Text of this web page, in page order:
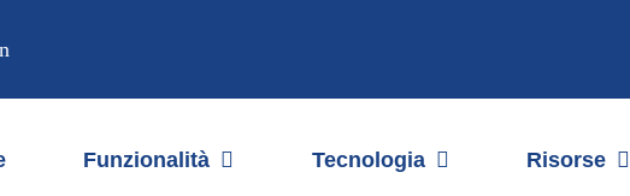
Funzionalità Tecnologia Risorse